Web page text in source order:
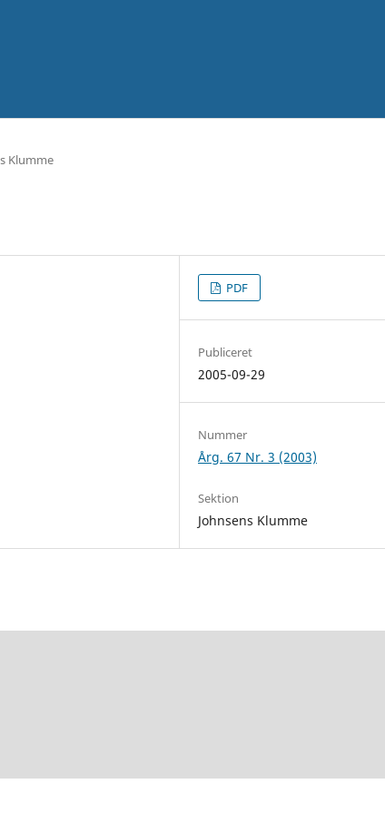
Klumme
PDF
Publiceret
2005-09-29
Nummer
Årg. 67 Nr. 3 (2003)
Sektion
Johnsens Klumme